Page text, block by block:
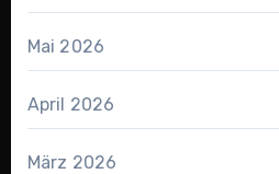
Mai 2026
April 2026
März 2026